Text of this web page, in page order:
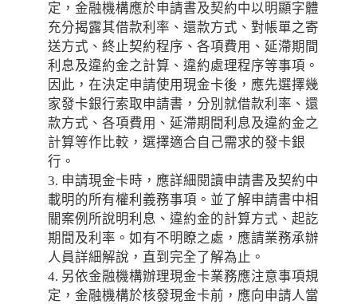
定，金融機構應於申請書及契約中以明顯字體
充分揭露其借款利率、還款方式、對帳單之寄
送方式、終止契約程序、各項費用、延滯期間
利息及違約金之計算、違約處理程序等事項。
因此，在決定申請使用現金卡後，應先選擇幾
家發卡銀行索取申請書，分別就借款利率、還
款方式、各項費用、延滯期間利息及違約金之
計算等作比較，選擇適合自己需求的發卡銀
行。
3. 申請現金卡時，應詳細閱讀申請書及契約中
載明的所有權利義務事項。並了解申請書中相
關案例所說明利息、違約金的計算方式、起訖
期間及利率。如有不明瞭之處，應請業務承辦
人員詳細解說，直到完全了解為止。
4. 另依金融機構辦理現金卡業務應注意事項規
定，金融機構於核發現金卡前，應向申請人當